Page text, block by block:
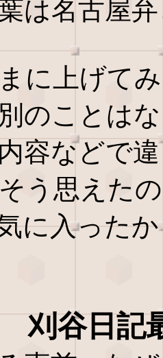
は名古屋
に上げて
のことは
容などで
う思えた
に入った
刈谷日